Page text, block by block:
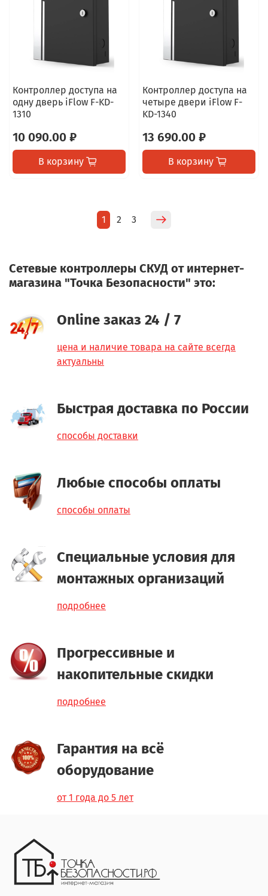
Контроллер доступа на
одну дверь iFlow F-KD-
1310
10 090.00 ₽
В корзину
Контроллер доступа на
четыре двери iFlow F-
KD-1340
13 690.00 ₽
В корзину
1 2 3
Сетевые контроллеры СКУД от интернет-
магазина "Точка Безопасности" это:
Online заказ 24 / 7
цена и наличие товара на сайте всегда
актуальны
Быстрая доставка по России
способы доставки
Любые способы оплаты
способы оплаты
Специальные условия для
монтажных организаций
подробнее
Прогрессивные и
накопительные скидки
подробнее
Гарантия на всё
оборудование
от 1 года до 5 лет